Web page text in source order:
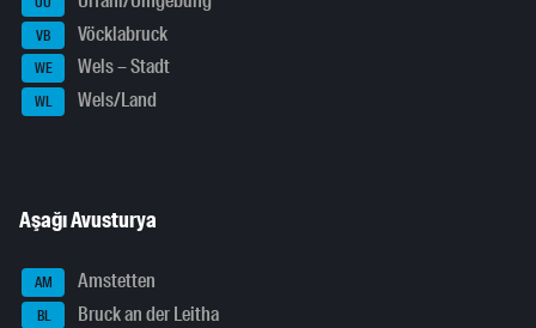
VB Vöcklabruck
WE Wels – Stadt
WL Wels/Land
Aşağı Avusturya
AM Amstetten
BL Bruck an der Leitha